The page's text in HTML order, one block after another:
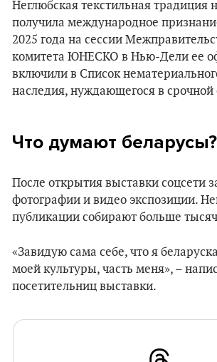
Неглюбская текстильная традиция
получила международное
2025 года на сессии
комитета ЮНЕСКО в Нью-Дели ее
включили в Список
наследия, нуждающегося в срочной
Что думают беларусы?
После открытия выставки соцсети
фотографии и видео экспозиции.
публикации собирают больше
«Завидую сама себе, что я
моей культуры, часть меня», –
посетительниц выставки.